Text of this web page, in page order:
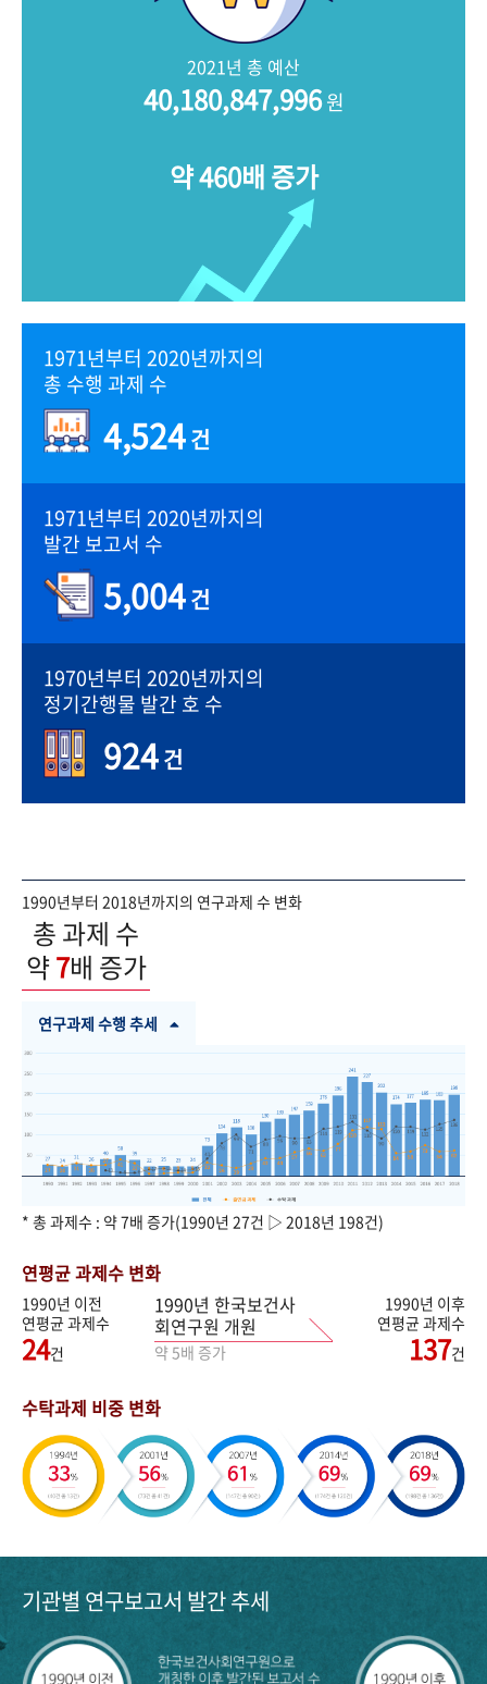
2021년 총 예산
40,180,847,996원
약 460배 증가
1971년부터 2020년까지의
총 수행 과제 수
4,524건
1971년부터 2020년까지의
발간 보고서 수
5,004건
1970년부터 2020년까지의
정기간행물 발간 호 수
924건
1990년부터 2018년까지의 연구과제 수 변화
총 과제 수
약7배 증가
연구과제 수행 추세
* 총 과제수 : 약 7배 증가(1990년 27건 ▷ 2018년 198건)
연평균 과제수 변화
1990년 이전
연평균 과제수
24건
1990년 한국보건사
회연구원 개원
약 5배 증가
1990년 이후
연평균 과제수
137건
수탁과제 비중 변화
기관별 연구보고서 발간 추세